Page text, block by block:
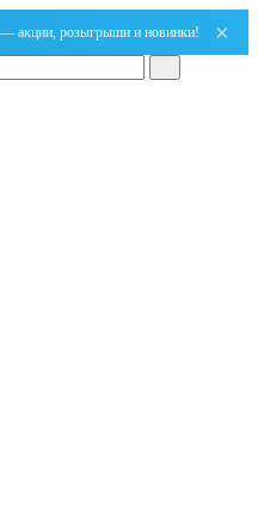
акции, розыгрыши и новинки! ×